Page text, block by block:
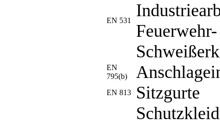
EN 531
EN
795(b)
EN 813
Sitzgurte